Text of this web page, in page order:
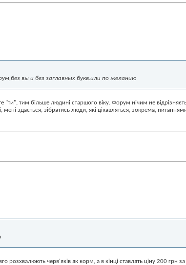
вы и без заглавных букв.или по желанию
тим більше людині старшого віку. Форум нічим не
здається, зібратись люди, які цікавляться, зокрема,
черв'яків як корм, а в кінці ставлять ціну 200 грн